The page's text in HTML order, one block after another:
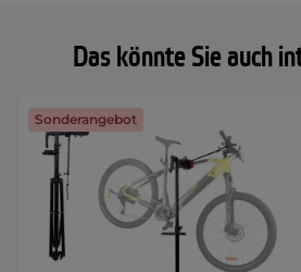
Das könnte Sie auch
Sonderangebot